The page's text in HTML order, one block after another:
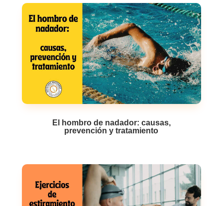
El hombro de nadador: causas,
prevención y tratamiento